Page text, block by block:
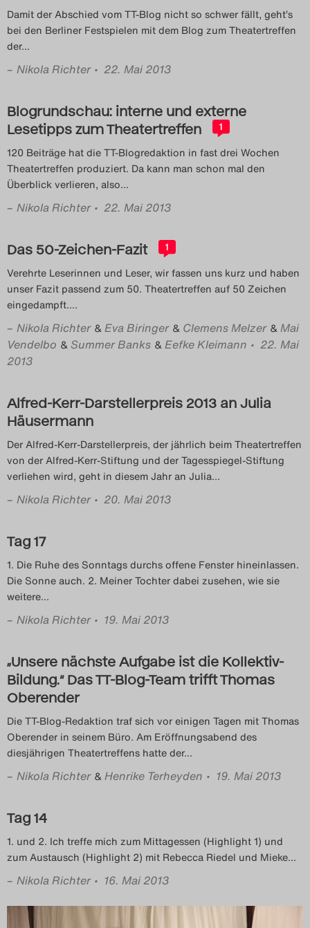
Das Theatertreffen-Blog
Das Theatertreffen-Blog
2024
Das Theatertreffen-Blog
2025
Das Theatertreffen-Blog
Impressum
Nutzungsbedingungen
Search
Damit der Abschied vom TT-Blog nicht so schwer fällt, geht’s
bei den Berliner Festspielen mit dem Blog zum Theatertreffen
der…
– Nikola Richter • 22. Mai 2013
Blogrundschau: interne und externe
Lesetipps zum Theatertreffen
1
120 Beiträge hat die TT-Blogredaktion in fast drei Wochen
Theatertreffen produziert. Da kann man schon mal den
Überblick verlieren, also…
– Nikola Richter • 22. Mai 2013
Das 50-Zeichen-Fazit 1
Verehrte Leserinnen und Leser, wir fassen uns kurz und haben
unser Fazit passend zum 50. Theatertreffen auf 50 Zeichen
eingedampft.…
– Nikola Richter &Eva Biringer & Clemens Melzer &Mai
Vendelbo & Summer Banks &Eefke Kleimann • 22. Mai
2013
Alfred-Kerr-Darstellerpreis 2013 an Julia
Häusermann
Der Alfred-Kerr-Darstellerpreis, der jährlich beim Theatertreffen
von der Alfred-Kerr-Stiftung und der Tagesspiegel-Stiftung
verliehen wird, geht in diesem Jahr an Julia…
– Nikola Richter • 20. Mai 2013
Tag 17
1. Die Ruhe des Sonntags durchs offene Fenster hineinlassen.
Die Sonne auch. 2. Meiner Tochter dabei zusehen, wie sie
weitere…
– Nikola Richter • 19. Mai 2013
„Unsere nächste Aufgabe ist die Kollektiv-
Bildung.“ Das TT-Blog-Team trifft Thomas
Oberender
Die TT-Blog-Redaktion traf sich vor einigen Tagen mit Thomas
Oberender in seinem Büro. Am Eröffnungsabend des
diesjährigen Theatertreffens hatte der…
– Nikola Richter &Henrike Terheyden • 19. Mai 2013
Tag 14
1. und 2. Ich treffe mich zum Mittagessen (Highlight 1) und
zum Austausch (Highlight 2) mit Rebecca Riedel und Mieke…
– Nikola Richter • 16. Mai 2013